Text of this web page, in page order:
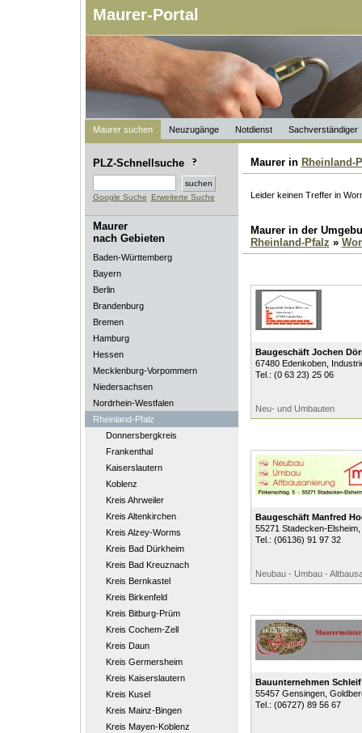
Maurer-Portal
Maurer suchen Neuzugänge Notdienst Sachverständiger
PLZ-Schnellsuche
Google Suche Erweiterte Suche
Maurer
nach Gebieten
Baden-Württemberg
Bayern
Berlin
Brandenburg
Bremen
Hamburg
Hessen
Mecklenburg-Vorpommern
Niedersachsen
Nordrhein-Westfalen
Rheinland-Pfalz
Donnersbergkreis
Frankenthal
Kaiserslautern
Koblenz
Kreis Ahrweiler
Kreis Altenkirchen
Kreis Alzey-Worms
Kreis Bad Dürkheim
Kreis Bad Kreuznach
Kreis Bernkastel
Kreis Birkenfeld
Kreis Bitburg-Prüm
Kreis Cochem-Zell
Kreis Daun
Kreis Germersheim
Kreis Kaiserslautern
Kreis Kusel
Kreis Mainz-Bingen
Kreis Mayen-Koblenz
Maurer in Rheinland-
Leider keinen Treffer in
Maurer in der
Rheinland-Pfalz »
Baugeschäft Jochen
67480 Edenkoben,
Tel.: (0 63 23) 25 06
Neu- und Umbauten
Baugeschäft Manfred
55271 Stadecken-Elsheim,
Tel.: (06136) 91 97 32
Neubau - Umbau -
Bauunternehmen
55457 Gensingen,
Tel.: (06727) 89 56 67